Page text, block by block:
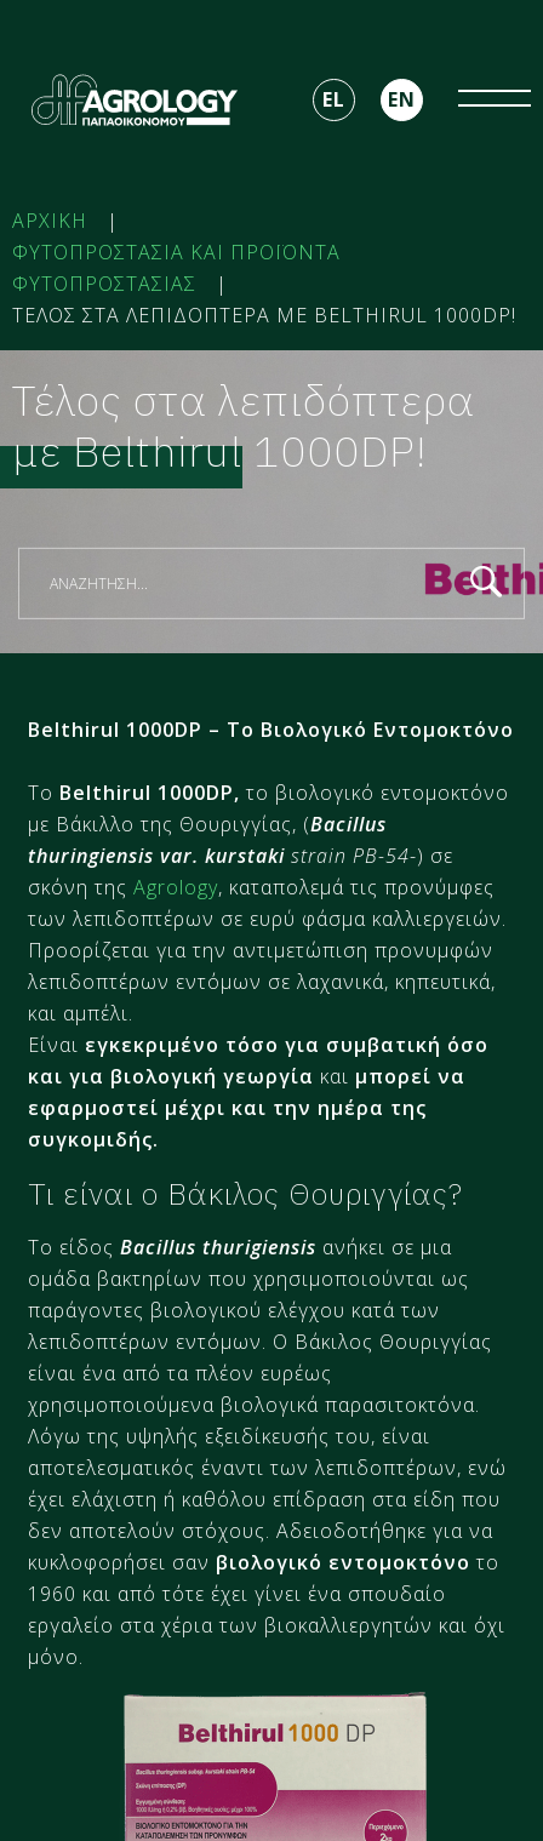
EL EN
ΑΡΧΙΚΗ
|
ΦΥΤΟΠΡΟΣΤΑΣΙΑ ΚΑΙ ΠΡΟΪΟΝΤΑ
ΦΥΤΟΠΡΟΣΤΑΣΙΑΣ
|
ΤΕΛΟΣ ΣΤΑ ΛΕΠΙΔΟΠΤΕΡΑ ΜΕ BELTHIRUL 1000DP!
Τέλος στα λεπιδόπτερα
με Belthirul 1000DP!
Belthirul 1000DP – Το Βιολογικό Εντομοκτόνο
Το Belthirul 1000DP, το βιολογικό εντομοκτόνο
με Βάκιλλο της Θουριγγίας, (Bacillus
thuringiensis var. kurstaki strain PB-54-) σε
σκόνη τηςAgrology, καταπολεμά τις προνύμφες
των λεπιδοπτέρων σε ευρύ φάσμα καλλιεργειών.
Προορίζεται για την αντιμετώπιση προνυμφών
λεπιδοπτέρων εντόμων σε λαχανικά, κηπευτικά,
και αμπέλι.
Είναι εγκεκριμένο τόσο για συμβατική όσο
και για βιολογική γεωργία και μπορεί να
εφαρμοστεί μέχρι και την ημέρα της
συγκομιδής.
Τι είναι ο Βάκιλος Θουριγγίας?
Το είδοςBacillus thurigiensis ανήκει σε μια
ομάδα βακτηρίων που χρησιμοποιούνται ως
παράγοντες βιολογικού ελέγχου κατά των
λεπιδοπτέρων εντόμων. Ο Βάκιλος Θουριγγίας
είναι ένα από τα πλέον ευρέως
χρησιμοποιούμενα βιολογικά παρασιτοκτόνα.
Λόγω της υψηλής εξειδίκευσής του, είναι
αποτελεσματικός έναντι των λεπιδοπτέρων, ενώ
έχει ελάχιστη ή καθόλου επίδραση στα είδη που
δεν αποτελούν στόχους. Αδειοδοτήθηκε για να
κυκλοφορήσει σαν βιολογικό εντομοκτόνο το
1960 και από τότε έχει γίνει ένα σπουδαίο
εργαλείο στα χέρια των βιοκαλλιεργητών και όχι
μόνο.